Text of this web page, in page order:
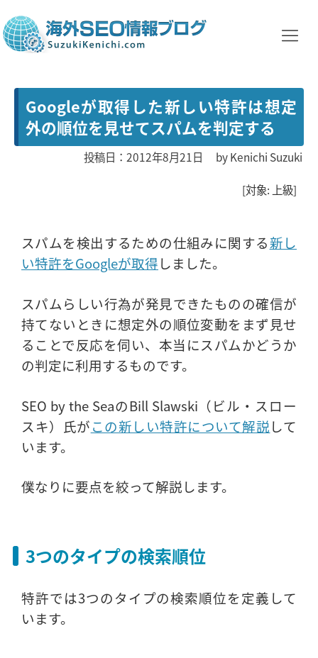
Googleが取得した新しい特許は想定
外の順位を見せてスパムを判定する
投稿日：2012年8月21日 byKenichi Suzuki
[対象: 上級]
スパムを検出するための仕組みに関する新し
い特許をGoogleが取得しました。
スパムらしい行為が発見できたものの確信が
持てないときに想定外の順位変動をまず見せ
ることで反応を伺い、本当にスパムかどうか
の判定に利用するものです。
SEO by the SeaのBill Slawski（ビル・スロー
スキ）氏がこの新しい特許について解説して
います。
僕なりに要点を絞って解説します。
3つのタイプの検索順位
特許では3つのタイプの検索順位を定義して
います。